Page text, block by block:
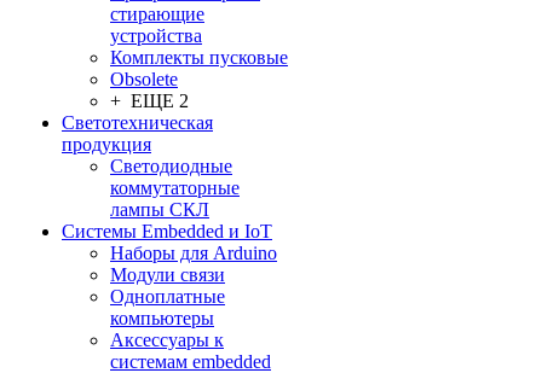
стирающие
устройства
Комплекты пусковые
Obsolete
+ ЕЩЕ 2
Светотехническая
продукция
Светодиодные
коммутаторные
лампы СКЛ
Системы Embedded и IoT
Наборы для Arduino
Модули связи
Одноплатные
компьютеры
Аксессуары к
системам embedded